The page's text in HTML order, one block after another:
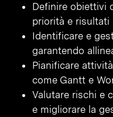
Definire obiettivi
priorità e risultati
Identificare e
garantendo
Pianificare
come Gantt e
Valutare rischi e
e migliorare la